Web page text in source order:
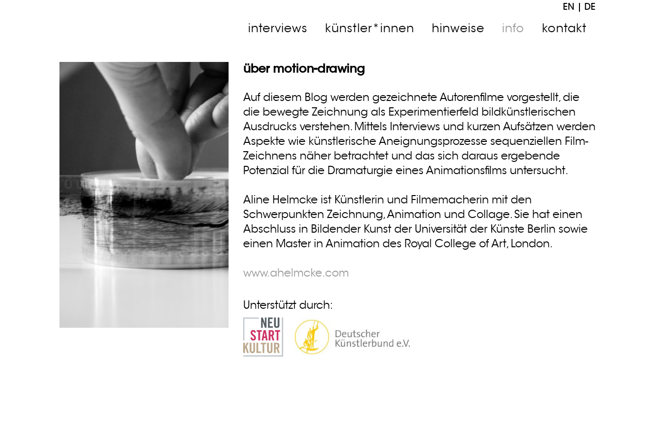
EN | DE
interviews künstler*innen hinweise info kontakt
über motion-drawing
Auf diesem Blog werden gezeichnete Autorenfilme vorgestellt, die
die bewegte Zeichnung als Experimentierfeld bildkünstlerischen
Ausdrucks verstehen. Mittels Interviews und kurzen Aufsätzen werden
Aspekte wie künstlerische Aneignungsprozesse sequenziellen Film-
Zeichnens näher betrachtet und das sich daraus ergebende
Potenzial für die Dramaturgie eines Animationsfilms untersucht.
Aline Helmcke ist Künstlerin und Filmemacherin mit den
Schwerpunkten Zeichnung, Animation und Collage. Sie hat einen
Abschluss in Bildender Kunst der Universität der Künste Berlin sowie
einen Master in Animation des Royal College of Art, London.
www.ahelmcke.com
Unterstützt durch: